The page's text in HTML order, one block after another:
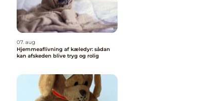
07. aug
Hjemmeaflivning af kæledyr: sådan
kan afskeden blive tryg og rolig